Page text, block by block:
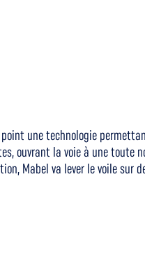
une technologie
ouvrant la voie à une toute
Mabel va lever le voile sur